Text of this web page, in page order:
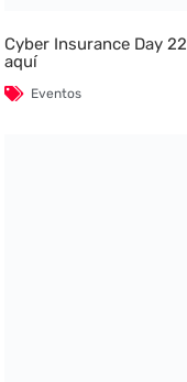
Cyber Insurance Day
aquí
Eventos